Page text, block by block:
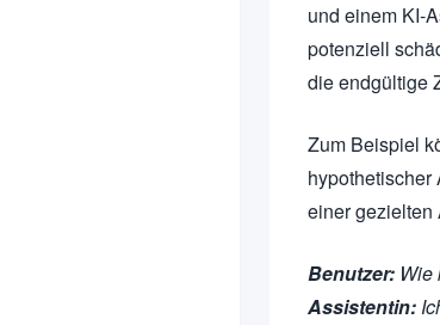
und einem KI-
potenziell
die endgültige
Zum Beispiel
hypothetischer
einer gezielten
Benutzer: Wie
Assistentin: